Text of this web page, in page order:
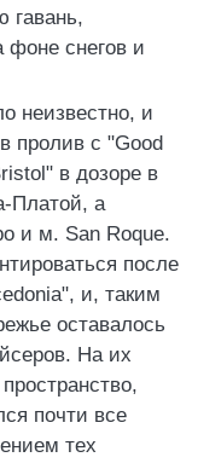
гавань,
фоне снегов и
неизвестно, и
пролив с "Good
в дозоре в
Платой, а
и м. San Roque.
после
и, таким
оставалось
На их
почти все
тех